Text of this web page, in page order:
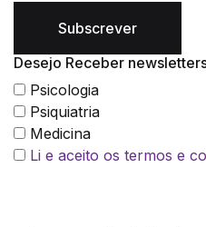
Subscrever
Desejo Receber
Psicologia
Psiquiatria
Medicina
Li e aceito os termos e